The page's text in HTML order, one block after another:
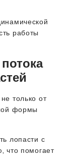
работы
только от
формы
лопасти с
что помогает